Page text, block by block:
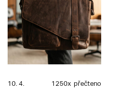
10. 4. 1250x přečteno